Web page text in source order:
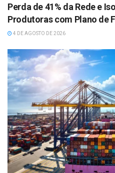
Perda de 41% da Rede e
Produtoras com Plano de
4 DE AGOSTO DE 2026